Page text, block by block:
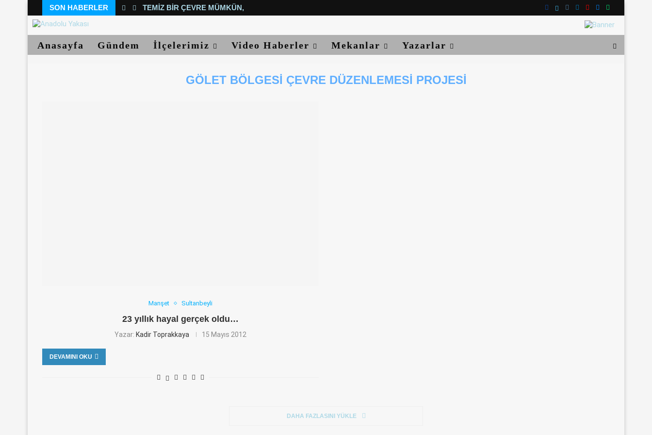
SON HABERLER TEMIZ BIR ÇEVRE MÜMKÜN, YETER...
Anasayfa Gündem İlçelerimiz Video Haberler Mekanlar Yazarlar
GÖLET BÖLGESI ÇEVRE DÜZENLEMESI PROJESI
Manşet Sultanbeyli
23 yıllık hayal gerçek oldu…
Yazar: Kadir Toprakkaya 15 Mayıs 2012
DEVAMINI OKU
DAHA FAZLASINI YÜKLE